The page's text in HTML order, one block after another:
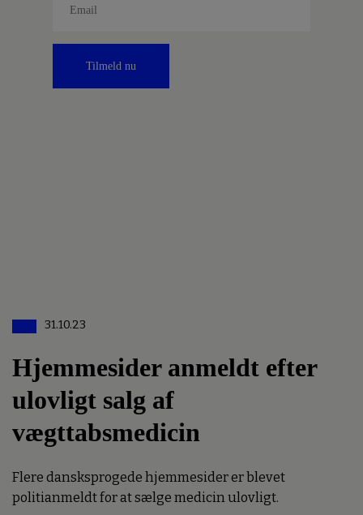
Tilmeld nu
31.10.23
Hjemmesider anmeldt efter
ulovligt salg af
vægttabsmedicin
Flere dansksprogede hjemmesider er blevet
politianmeldt for at sælge medicin ulovligt.